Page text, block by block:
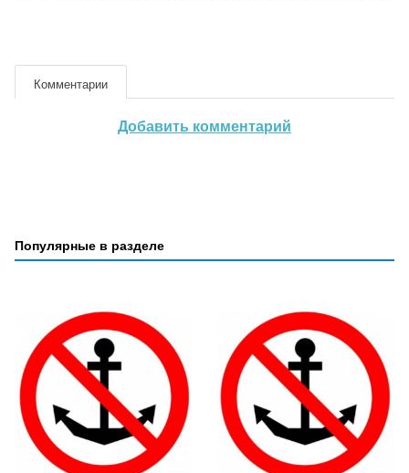
Комментарии
Добавить комментарий
Популярные в разделе